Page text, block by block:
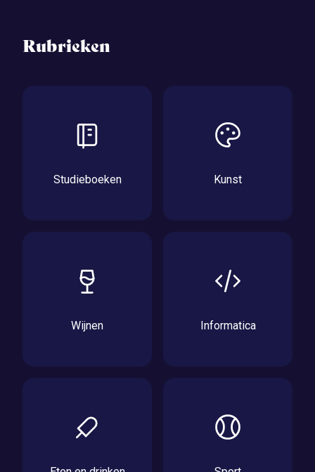
Rubrieken
Studieboeken Kunst
Wijnen Informatica